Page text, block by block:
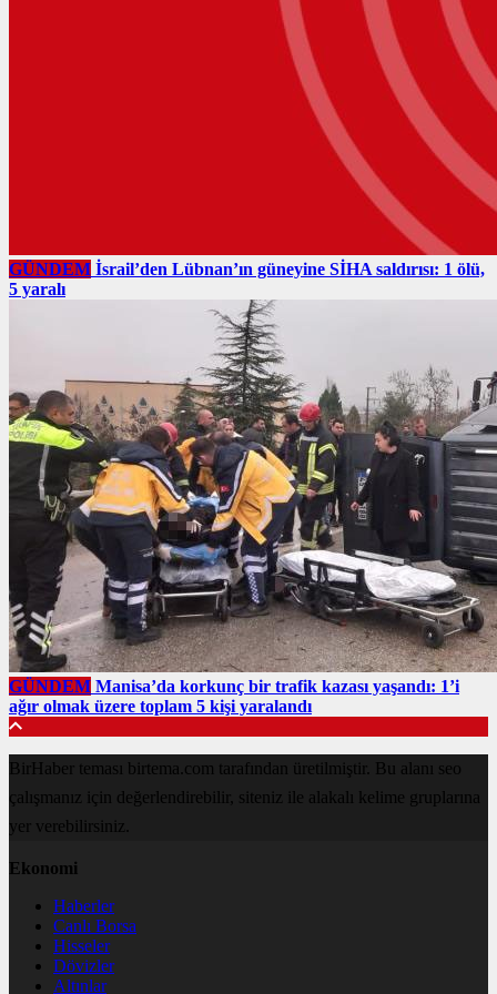
GÜNDEM İsrail’den Lübnan’ın güneyine SİHA saldırısı: 1 ölü,
5 yaralı
GÜNDEM Manisa’da korkunç bir trafik kazası yaşandı: 1’i
ağır olmak üzere toplam 5 kişi yaralandı
BirHaber teması birtema.com tarafından üretilmiştir. Bu alanı seo
çalışmanız için değerlendirebilir, siteniz ile alakalı kelime gruplarına
yer verebilirsiniz.
Ekonomi
Haberler
Canlı Borsa
Hisseler
Dövizler
Altınlar